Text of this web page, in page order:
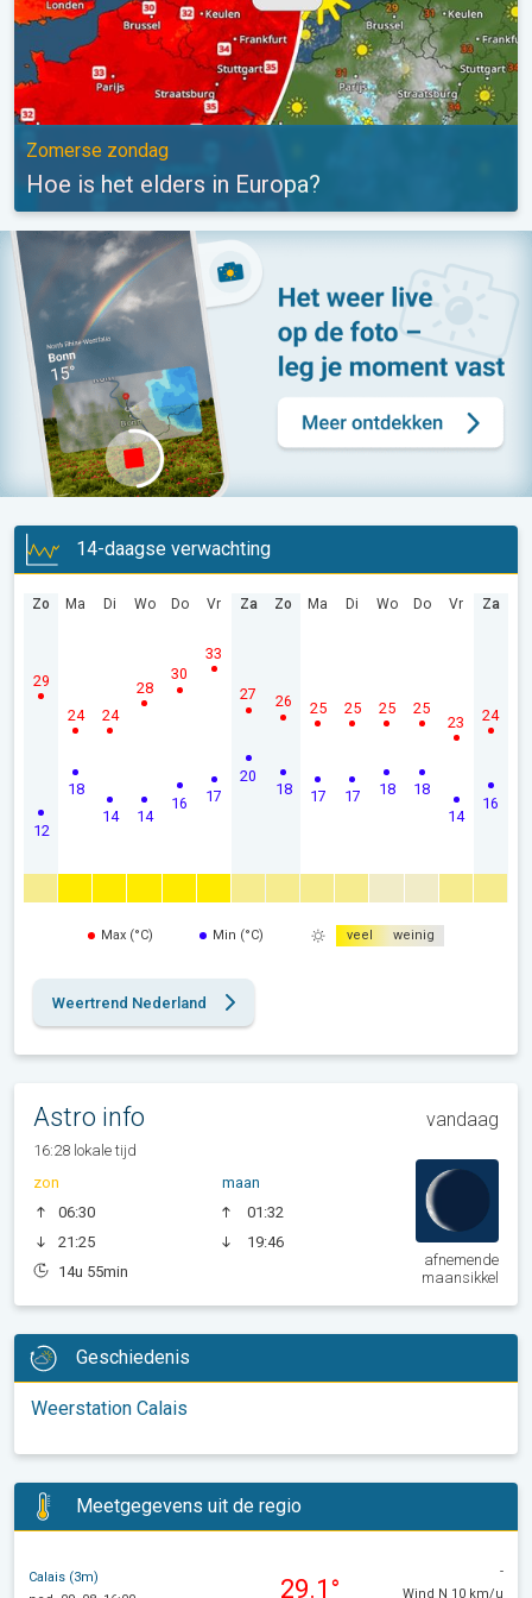
Zomerse zondag
Hoe is het elders in Europa?
14-daagse verwachting
Zo
12
29
Ma
18
24
Di
14
24
Wo
14
28
Do
16
30
Vr
17
33
Za
20
27
Zo
18
26
Ma
17
25
Di
17
25
Wo
18
25
Do
18
25
Vr
14
23
Za
16
24
Max (°C) Min (°C) veel weinig
Weertrend Nederland
Astro info vandaag
16:28 lokale tijd
zon
06:30
21:25
14u 55min
maan
01:32
19:46
afnemende
maansikkel
Geschiedenis
Weerstation Calais
Meetgegevens uit de regio
Calais (3m)
29.1°
-
Wind N 10 km/u